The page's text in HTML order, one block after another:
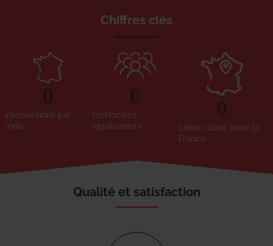
Chiffres clés
interventions par
mois
0
techniciens
applicateurs
0
clients dans toute la
France
0
Qualité et satisfaction